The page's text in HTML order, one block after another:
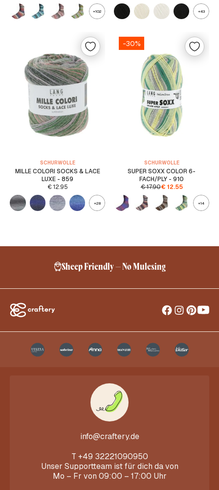
+102 +43
SCHURWOLLE
MILLE COLORI SOCKS & LACE
LUXE - 859
€12.95
+28
-30%
SCHURWOLLE
SUPER SOXX COLOR 6-
FACH/PLY - 910
€17.90€ 12.55
+14
Sheep Friendly – No Mulesing
info@craftery.de
T +49 32221090950
Unser Supportteam ist für dich da von
Mo – Fr von 09:00 – 17:00 Uhr